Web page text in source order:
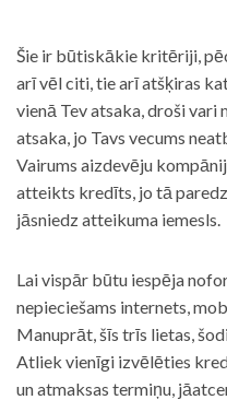
Šie ir būtiskākie kritēriji,
arī vēl citi, tie arī atšķiras
vienā Tev atsaka, droši
atsaka, jo Tavs vecums
Vairums aizdevēju
atteikts kredīts, jo tā
jāsniedz atteikuma iemesls.
Lai vispār būtu iespēja
nepieciešams internets,
Manuprāt, šīs trīs lietas,
Atliek vienīgi izvēlēties
un atmaksas termiņu,